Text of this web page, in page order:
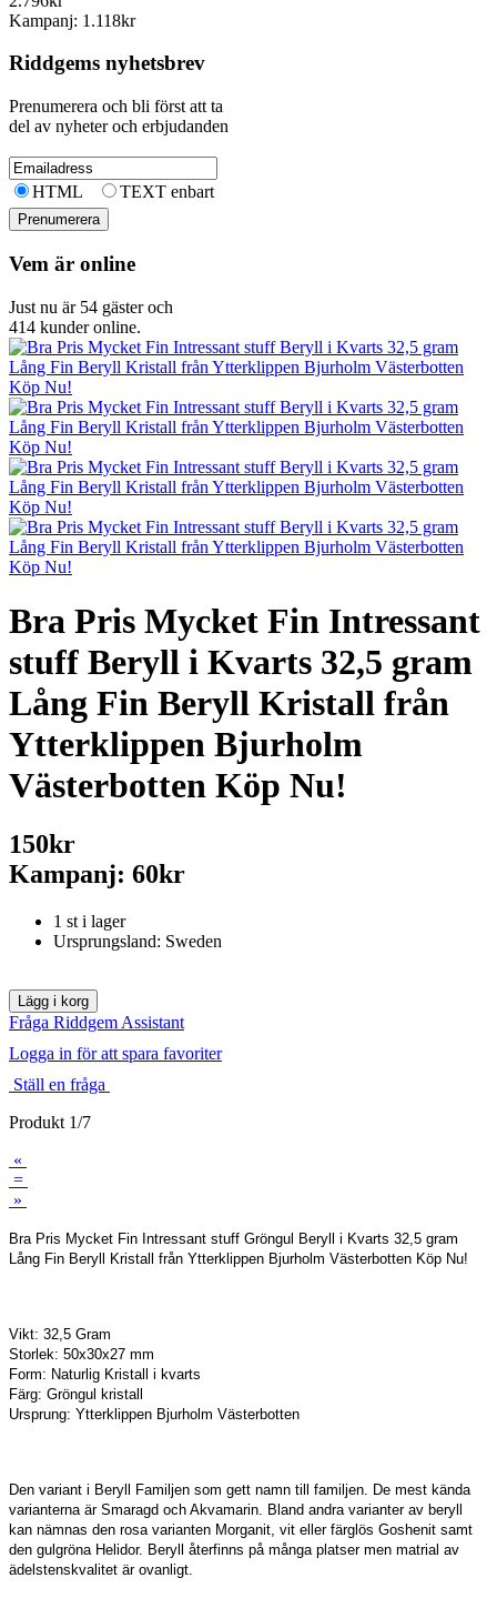
Kampanj: 1.118kr
Riddgems nyhetsbrev
Prenumerera och bli först att ta
del av nyheter och erbjudanden
HTML TEXT enbart
Vem är online
Just nu är 54 gäster och
414 kunder online.
Bra Pris Mycket Fin Intressant
stuff Beryll i Kvarts 32,5 gram
Lång Fin Beryll Kristall från
Ytterklippen Bjurholm
Västerbotten Köp Nu!
150kr
Kampanj: 60kr
1 st i lager
Ursprungsland: Sweden
Fråga Riddgem Assistant
Logga in för att spara favoriter
Ställ en fråga
Produkt 1/7
«
=
»
Bra Pris Mycket Fin Intressant stuff Gröngul Beryll i Kvarts 32,5 gram
Lång Fin Beryll Kristall från Ytterklippen Bjurholm Västerbotten Köp Nu!
Vikt: 32,5 Gram
Storlek: 50x30x27 mm
Form: Naturlig Kristall i kvarts
Färg: Gröngul kristall
Ursprung: Ytterklippen Bjurholm Västerbotten
Den variant i Beryll Familjen som gett namn till familjen. De mest kända
varianterna är Smaragd och Akvamarin. Bland andra varianter av beryll
kan nämnas den rosa varianten Morganit, vit eller färglös Goshenit samt
den gulgröna Helidor. Beryll återfinns på många platser men matrial av
ädelstenskvalitet är ovanligt.